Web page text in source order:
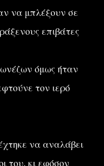
να μπλέξουν σε
επιβάτες
όμως ήταν
τον ιερό
να αναλάβει
του, κι εφόσον